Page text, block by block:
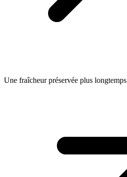
Une fraîcheur préservée plus longtemps